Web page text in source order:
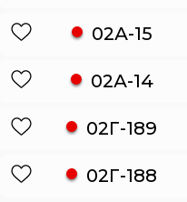
02А-15
02А-14
02Г-189
02Г-188